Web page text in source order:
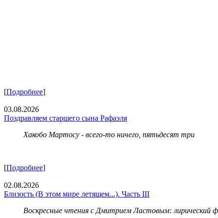
[Подробнее]
03.08.2026
Поздравляем старшего сына Рафаэля
Хакобо Мартосу - всего-то ничего, пятьдесят три
[Подробнее]
02.08.2026
Близость (В этом мире летящем...). Часть III
Воскресные чтения с Дмитрием Ластовым: лирический